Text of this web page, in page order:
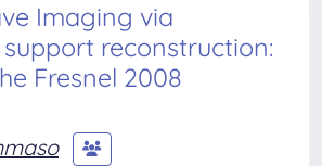
Imaging via
reconstruction:
Fresnel 2008